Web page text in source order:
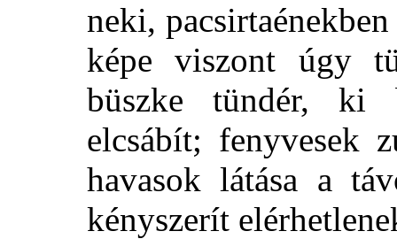
neki,
képe viszont úgy
büszke tündér, ki
elcsábít; fenyvesek
havasok látása a
kényszerít